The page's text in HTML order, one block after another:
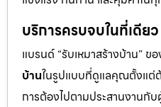
บริการครบจบในที่เดีย
แบรนด์ “รับเหมาสร้างบ้าน” ขอ
บ้านในรูปแบบที่ดูแลคุณตั้งแต่
การต้องไปตามประสานงานกับ